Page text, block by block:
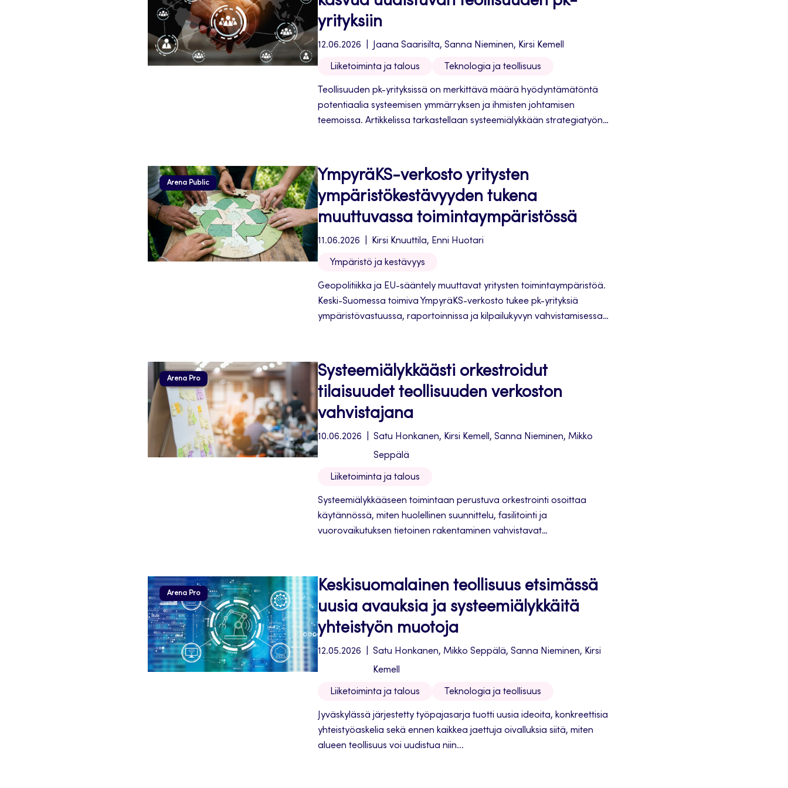
yrityksiin
12.06.2026 Jaana Saarisilta, Sanna Nieminen, Kirsi Kemell
Liiketoiminta ja talous Teknologia ja teollisuus
Teollisuuden pk-yrityksissä on merkittävä määrä hyödyntämätöntä
potentiaalia systeemisen ymmärryksen ja ihmisten johtamisen
teemoissa. Artikkelissa tarkastellaan systeemiälykkään strategiatyön
Arena Public
YmpyräKS-verkosto yritysten
ympäristökestävyyden tukena
muuttuvassa toimintaympäristössä
11.06.2026 Kirsi Knuuttila, Enni Huotari
Ympäristö ja kestävyys
Geopolitiikka ja EU-sääntely muuttavat yritysten toimintaympäristöä.
Keski-Suomessa toimiva YmpyräKS-verkosto tukee pk-yrityksiä
ympäristövastuussa, raportoinnissa ja kilpailukyvyn vahvistamisessa
Arena Pro
Systeemiälykkäästi orkestroidut
tilaisuudet teollisuuden verkoston
vahvistajana
10.06.2026
Satu Honkanen, Kirsi Kemell, Sanna Nieminen, Mikko
Seppälä
Liiketoiminta ja talous
Systeemiälykkääseen toimintaan perustuva orkestrointi osoittaa
käytännössä, miten huolellinen suunnittelu, fasilitointi ja
vuorovaikutuksen tietoinen rakentaminen vahvistavat
Arena Pro
Keskisuomalainen teollisuus etsimässä
uusia avauksia ja systeemiälykkäitä
yhteistyön muotoja
12.05.2026
Satu Honkanen, Mikko Seppälä, Sanna Nieminen, Kirsi
Kemell
Liiketoiminta ja talous Teknologia ja teollisuus
Jyväskylässä järjestetty työpajasarja tuotti uusia ideoita, konkreettisia
yhteistyöaskelia sekä ennen kaikkea jaettuja oivalluksia siitä, miten
alueen teollisuus voi uudistua niin...